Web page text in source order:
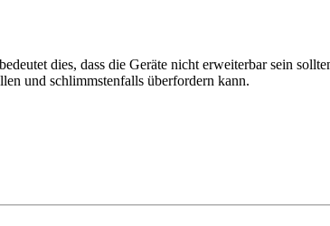
dies, dass die Geräte nicht erweiterbar sein
und schlimmstenfalls überfordern kann.